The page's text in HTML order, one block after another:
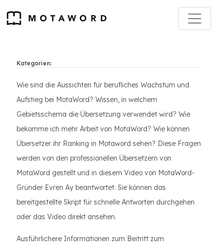
Kategorien:
Wie sind die Aussichten für berufliches Wachstum und
Aufstieg bei MotaWord? Wissen, in welchem
Gebietsschema die Übersetzung verwendet wird? Wie
bekomme ich mehr Arbeit von MotaWord? Wie können
Übersetzer ihr Ranking in Motaword sehen? Diese Fragen
werden von den professionellen Übersetzern von
MotaWord gestellt und in diesem Video von MotaWord-
Gründer Evren Ay beantwortet. Sie können das
bereitgestellte Skript für schnelle Antworten durchgehen
oder das Video direkt ansehen.
Ausführlichere Informationen zum Beitritt zum